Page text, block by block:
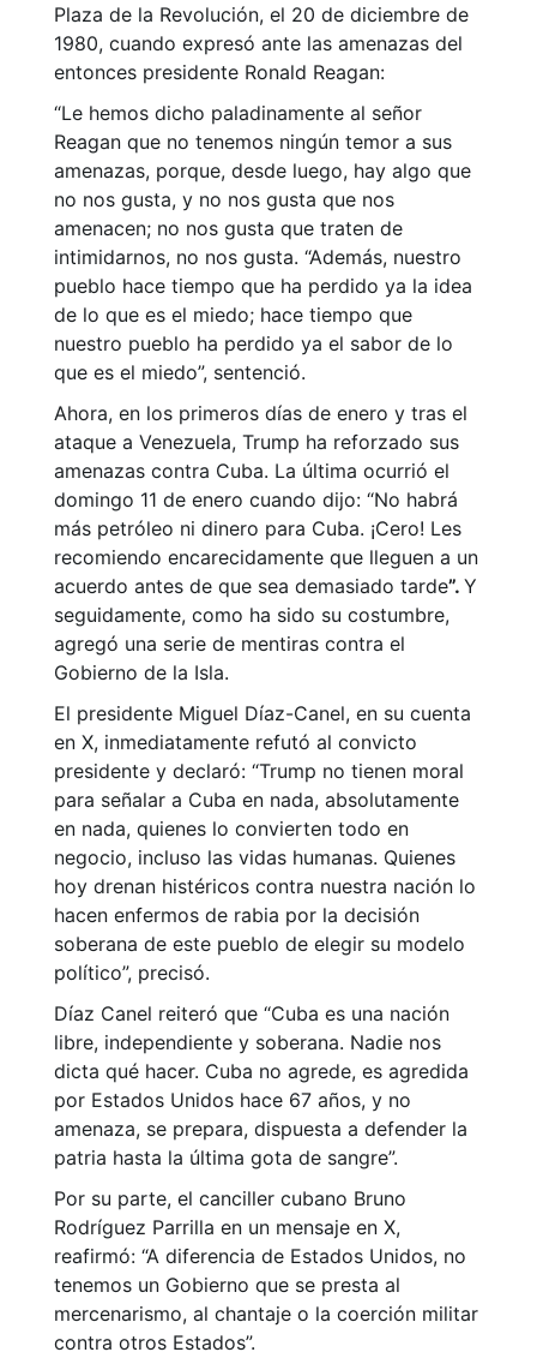
Plaza de la Revolución, el 20 de diciembre de
1980, cuando expresó ante las amenazas del
entonces presidente Ronald Reagan:
“Le hemos dicho paladinamente al señor
Reagan que no tenemos ningún temor a sus
amenazas, porque, desde luego, hay algo que
no nos gusta, y no nos gusta que nos
amenacen; no nos gusta que traten de
intimidarnos, no nos gusta. “Además, nuestro
pueblo hace tiempo que ha perdido ya la idea
de lo que es el miedo; hace tiempo que
nuestro pueblo ha perdido ya el sabor de lo
que es el miedo”, sentenció.
Ahora, en los primeros días de enero y tras el
ataque a Venezuela, Trump ha reforzado sus
amenazas contra Cuba. La última ocurrió el
domingo 11 de enero cuando dijo: “No habrá
más petróleo ni dinero para Cuba. ¡Cero! Les
recomiendo encarecidamente que lleguen a un
acuerdo antes de que sea demasiado tarde”. Y
seguidamente, como ha sido su costumbre,
agregó una serie de mentiras contra el
Gobierno de la Isla.
El presidente Miguel Díaz-Canel, en su cuenta
en X, inmediatamente refutó al convicto
presidente y declaró: “Trump no tienen moral
para señalar a Cuba en nada, absolutamente
en nada, quienes lo convierten todo en
negocio, incluso las vidas humanas. Quienes
hoy drenan histéricos contra nuestra nación lo
hacen enfermos de rabia por la decisión
soberana de este pueblo de elegir su modelo
político”, precisó.
Díaz Canel reiteró que “Cuba es una nación
libre, independiente y soberana. Nadie nos
dicta qué hacer. Cuba no agrede, es agredida
por Estados Unidos hace 67 años, y no
amenaza, se prepara, dispuesta a defender la
patria hasta la última gota de sangre”.
Por su parte, el canciller cubano Bruno
Rodríguez Parrilla en un mensaje en X,
reafirmó: “A diferencia de Estados Unidos, no
tenemos un Gobierno que se presta al
mercenarismo, al chantaje o la coerción militar
contra otros Estados”.